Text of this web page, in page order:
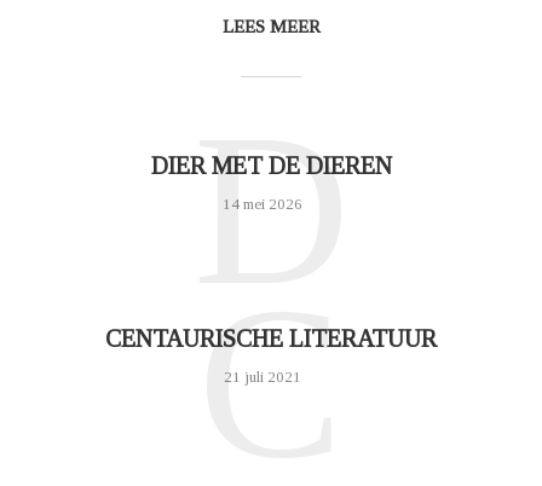
LEES MEER
DIER MET DE DIEREN
14 mei 2026
D
CENTAURISCHE LITERATUUR
21 juli 2021
C